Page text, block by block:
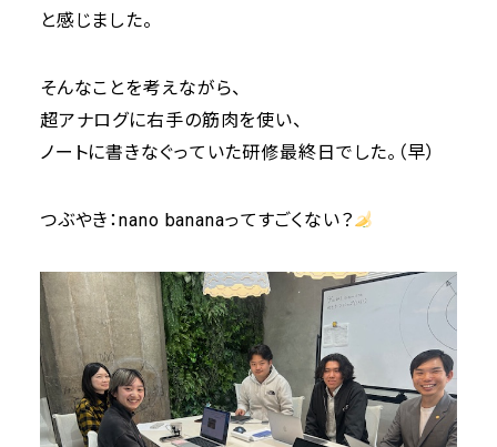
と感じました。
そんなことを考えながら、
超アナログに右手の筋肉を使い、
ノートに書きなぐっていた研修最終日でした。（早）
つぶやき：nano bananaってすごくない？